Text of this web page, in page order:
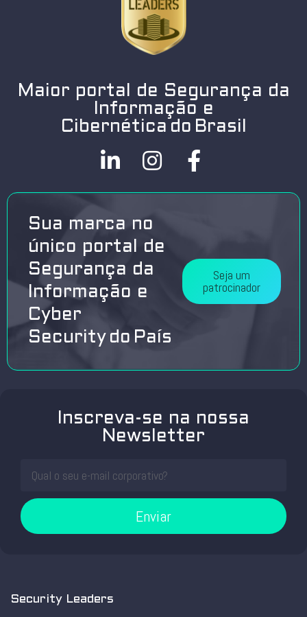
Maior portal de Segurança da
Informação e
Cibernética do Brasil
Sua marca no
único portal de
Segurança da
Informação e
Cyber
Security do País
Seja um
patrocinador
Inscreva-se na nossa
Newsletter
Enviar
Security Leaders